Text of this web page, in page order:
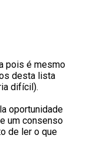
pois é mesmo
desta lista
difícil).
oportunidade
um consenso
de ler o que